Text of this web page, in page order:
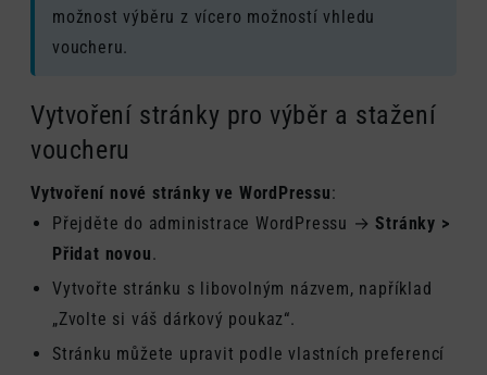
možnost výběru z vícero možností vhledu
voucheru.
Vytvoření stránky pro výběr a stažení
voucheru
Vytvoření nové stránky ve WordPressu:
Přejděte do administrace WordPressu →Stránky >
Přidat novou.
Vytvořte stránku s libovolným názvem, například
„Zvolte si váš dárkový poukaz“.
Stránku můžete upravit podle vlastních preferencí